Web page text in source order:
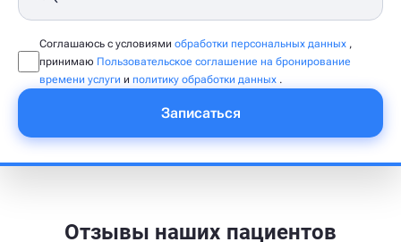
Соглашаюсь с условиями обработки персональных данных ,
принимаю Пользовательское соглашение на бронирование
времени услуги и политику обработки данных .
Записаться
Отзывы наших пациентов